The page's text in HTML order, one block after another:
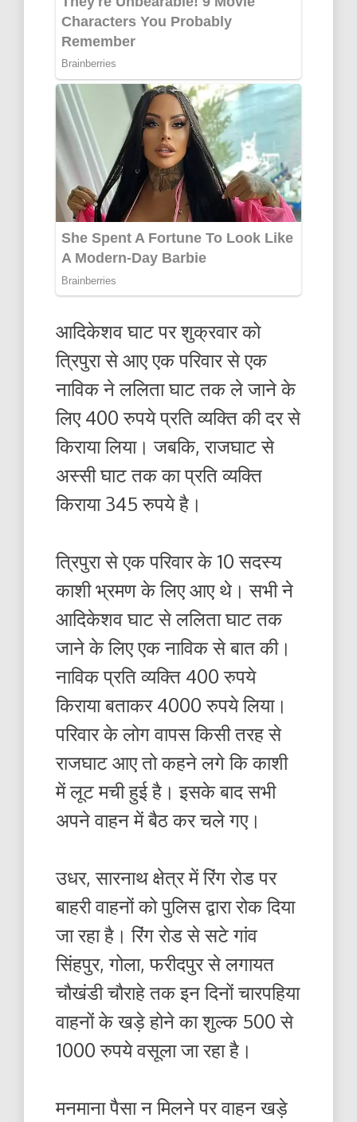
आदिकेशव घाट पर शुक्रवार को
त्रिपुरा से आए एक परिवार से एक
नाविक ने ललिता घाट तक ले जाने के
लिए 400 रुपये प्रति व्यक्ति की दर से
किराया लिया। जबकि, राजघाट से
अस्सी घाट तक का प्रति व्यक्ति
किराया 345 रुपये है।
त्रिपुरा से एक परिवार के 10 सदस्य
काशी भ्रमण के लिए आए थे। सभी ने
आदिकेशव घाट से ललिता घाट तक
जाने के लिए एक नाविक से बात की।
नाविक प्रति व्यक्ति 400 रुपये
किराया बताकर 4000 रुपये लिया।
परिवार के लोग वापस किसी तरह से
राजघाट आए तो कहने लगे कि काशी
में लूट मची हुई है। इसके बाद सभी
अपने वाहन में बैठ कर चले गए।
उधर, सारनाथ क्षेत्र में रिंग रोड पर
बाहरी वाहनों को पुलिस द्वारा रोक दिया
जा रहा है। रिंग रोड से सटे गांव
सिंहपुर, गोला, फरीदपुर से लगायत
चौखंडी चौराहे तक इन दिनों चारपहिया
वाहनों के खड़े होने का शुल्क 500 से
1000 रुपये वसूला जा रहा है।
मनमाना पैसा न मिलने पर वाहन खड़े